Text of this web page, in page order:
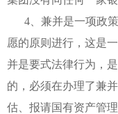
4、兼并是一项政
愿的原则进行，这是
并是要式法律行为，
的，必须在办理了兼
估、报请国有资产管